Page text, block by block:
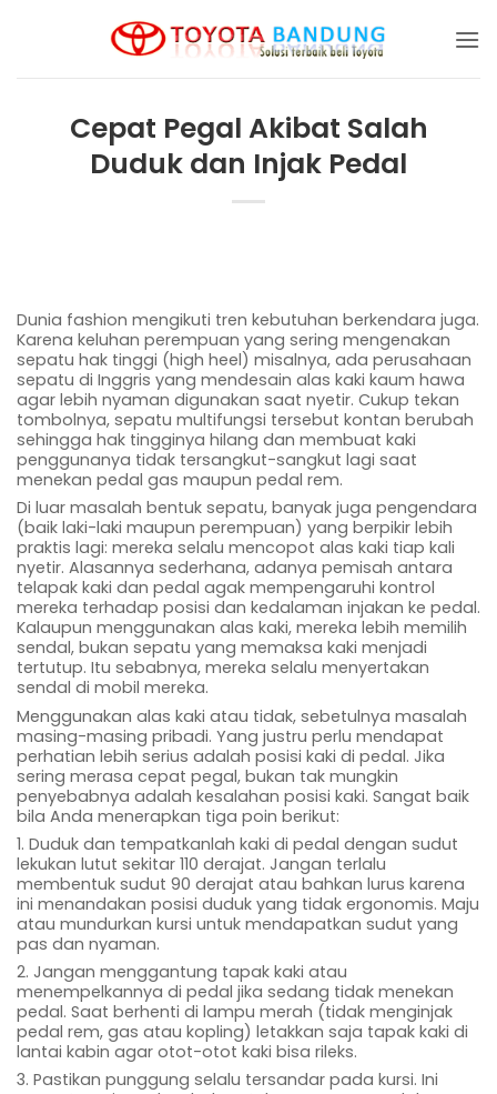
Cepat Pegal Akibat Salah
Duduk dan Injak Pedal
Dunia fashion mengikuti tren kebutuhan berkendara juga.
Karena keluhan perempuan yang sering mengenakan
sepatu hak tinggi (high heel) misalnya, ada perusahaan
sepatu di Inggris yang mendesain alas kaki kaum hawa
agar lebih nyaman digunakan saat nyetir. Cukup tekan
tombolnya, sepatu multifungsi tersebut kontan berubah
sehingga hak tingginya hilang dan membuat kaki
penggunanya tidak tersangkut-sangkut lagi saat
menekan pedal gas maupun pedal rem.
Di luar masalah bentuk sepatu, banyak juga pengendara
(baik laki-laki maupun perempuan) yang berpikir lebih
praktis lagi: mereka selalu mencopot alas kaki tiap kali
nyetir. Alasannya sederhana, adanya pemisah antara
telapak kaki dan pedal agak mempengaruhi kontrol
mereka terhadap posisi dan kedalaman injakan ke pedal.
Kalaupun menggunakan alas kaki, mereka lebih memilih
sendal, bukan sepatu yang memaksa kaki menjadi
tertutup. Itu sebabnya, mereka selalu menyertakan
sendal di mobil mereka.
Menggunakan alas kaki atau tidak, sebetulnya masalah
masing-masing pribadi. Yang justru perlu mendapat
perhatian lebih serius adalah posisi kaki di pedal. Jika
sering merasa cepat pegal, bukan tak mungkin
penyebabnya adalah kesalahan posisi kaki. Sangat baik
bila Anda menerapkan tiga poin berikut:
1. Duduk dan tempatkanlah kaki di pedal dengan sudut
lekukan lutut sekitar 110 derajat. Jangan terlalu
membentuk sudut 90 derajat atau bahkan lurus karena
ini menandakan posisi duduk yang tidak ergonomis. Maju
atau mundurkan kursi untuk mendapatkan sudut yang
pas dan nyaman.
2. Jangan menggantung tapak kaki atau
menempelkannya di pedal jika sedang tidak menekan
pedal. Saat berhenti di lampu merah (tidak menginjak
pedal rem, gas atau kopling) letakkan saja tapak kaki di
lantai kabin agar otot-otot kaki bisa rileks.
3. Pastikan punggung selalu tersandar pada kursi. Ini